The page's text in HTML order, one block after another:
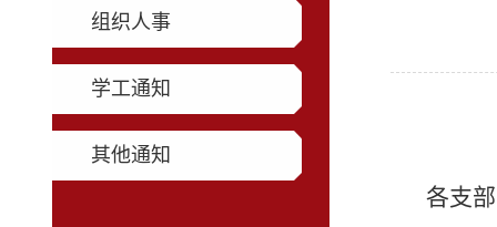
组织人事
学工通知
其他通知
各支部